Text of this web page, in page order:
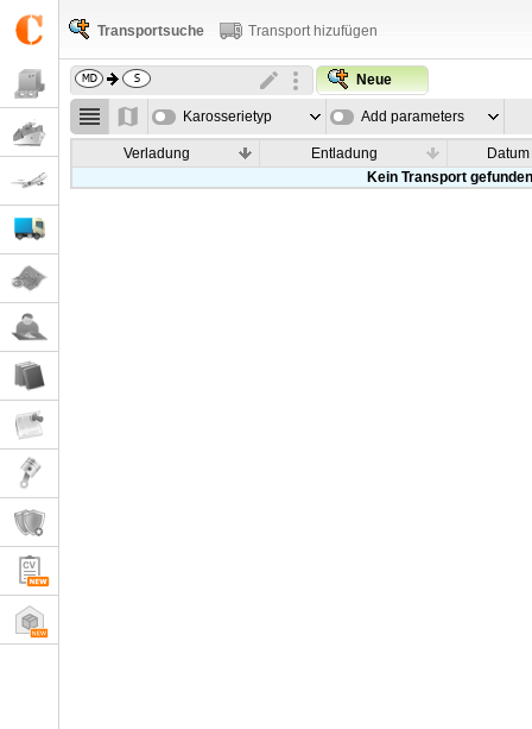
Transportsuche Transport hizufügen
Neue
Karosserietyp Add parameters
Verladung Entladung
Datum
Kein Transport